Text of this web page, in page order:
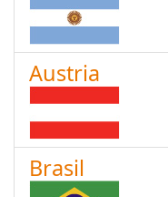
Austria
Brasil